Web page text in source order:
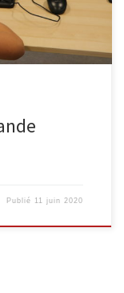
Publié 11 juin 2020